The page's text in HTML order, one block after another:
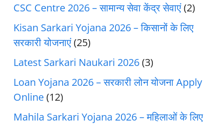
CSC Centre 2026 – सामान्य सेवा केंद्र सेवाएं(2)
Kisan Sarkari Yojana 2026 – किसानों के लिए
सरकारी योजनाएं(25)
Latest Sarkari Naukari 2026(3)
Loan Yojana 2026 – सरकारी लोन योजना Apply
Online(12)
Mahila Sarkari Yojana 2026 – महिलाओं के लिए